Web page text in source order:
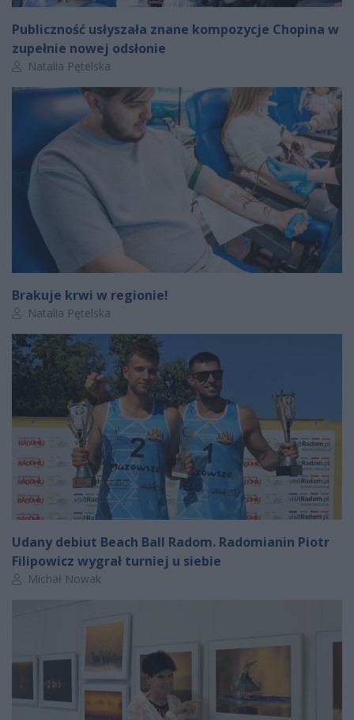
Publiczność usłyszała znane kompozycje Chopina w
zupełnie nowej odsłonie
Autor artykułu:
Natalia Pętelska
Brakuje krwi w regionie!
Autor artykułu:
Natalia Pętelska
Udany debiut Beach Ball Radom. Radomianin Piotr
Filipowicz wygrał turniej u siebie
Autor artykułu:
Michał Nowak